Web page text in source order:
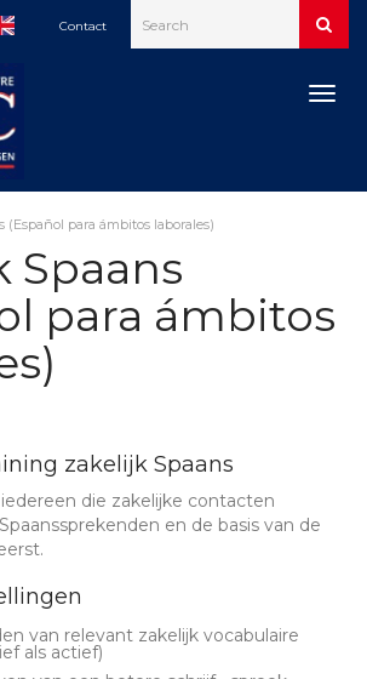
Contact
(Español para ámbitos laborales)
Spaans
para ámbitos
zakelijk Spaans
die zakelijke contacten
en de basis van de
van relevant zakelijk vocabulaire
als actief)